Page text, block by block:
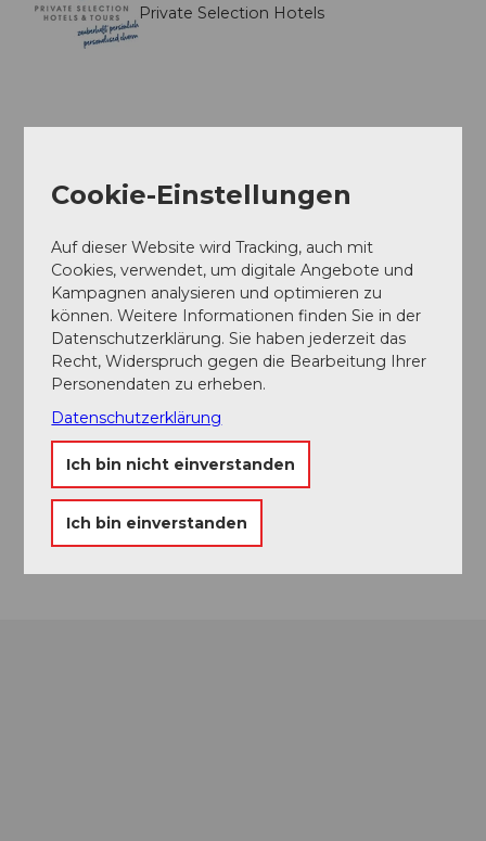
Private Selection Hotels
Veranstaltung
Sehenswertes
Touren
Kontaktdaten
3860Meiringen
Cookie-Einstellungen
Auf dieser Website wird Tracking, auch mit
Cookies, verwendet, um digitale Angebote und
Kampagnen analysieren und optimieren zu
können. Weitere Informationen finden Sie in der
Datenschutzerklärung. Sie haben jederzeit das
Recht, Widerspruch gegen die Bearbeitung Ihrer
Personendaten zu erheben.
Datenschutzerklärung
Ich bin nicht einverstanden
Ich bin einverstanden